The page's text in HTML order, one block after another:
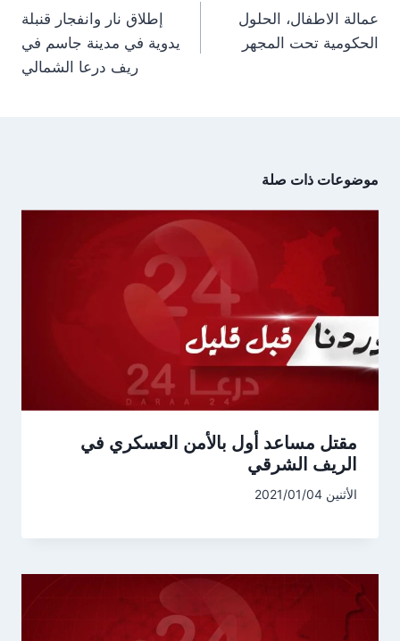
المقالات
عمالة الاطفال، الحلول
الحكومية تحت المجهر
إطلاق نار وانفجار قنبلة
يدوية في مدينة جاسم في
ريف درعا الشمالي
موضوعات ذات صلة
مقتل مساعد أول بالأمن العسكري في
الريف الشرقي
الأثنين 2021/01/04